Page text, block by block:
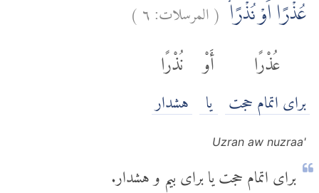
عُذْرًا اَوْ نُذْرًاۙ (المرسلات:٦)
عُذْرًا
برای اتمام حجت
أَوْ
يا
نُذْرًا
هشدار
'Uzran aw nuzraa
برای اتمام حجت یا برای بیم و هشدار.